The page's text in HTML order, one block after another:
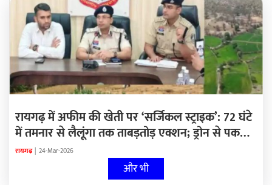
रायगढ़ में अफीम की खेती पर ‘सर्जिकल स्ट्राइक’: 72 घंटे
में तमनार से लैलूंगा तक ताबड़तोड़ एक्शन; ड्रोन से पकड़ी
गई 2 करोड़ की फसल
रायगढ़| 24-Mar-2026
और भी